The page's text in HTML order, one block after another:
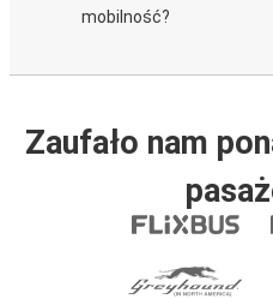
mobilność?
Zaufało nam